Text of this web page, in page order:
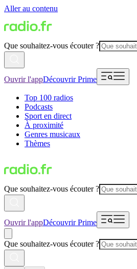
Aller au contenu
Que souhaitez-vous écouter ?
Ouvrir l'appDécouvrir Prime
Top 100 radios
Podcasts
Sport en direct
À proximité
Genres musicaux
Thèmes
Que souhaitez-vous écouter ?
Ouvrir l'appDécouvrir Prime
Que souhaitez-vous écouter ?